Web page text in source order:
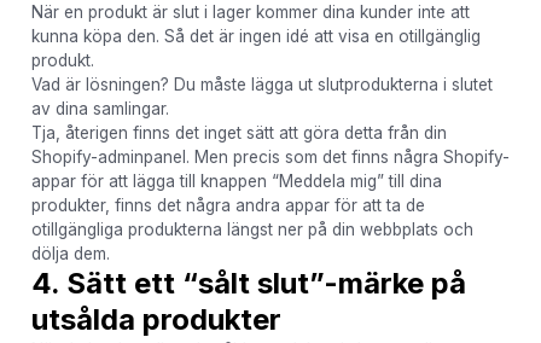
När en produkt är slut i lager kommer dina kunder inte att
kunna köpa den. Så det är ingen idé att visa en otillgänglig
produkt.
Vad är lösningen? Du måste lägga ut slutprodukterna i slutet
av dina samlingar.
Tja, återigen finns det inget sätt att göra detta från din
Shopify-adminpanel. Men precis som det finns några Shopify-
appar för att lägga till knappen “Meddela mig” till dina
produkter, finns det några andra appar för att ta de
otillgängliga produkterna längst ner på din webbplats och
dölja dem.
4. Sätt ett “sålt slut”-märke på
utsålda produkter